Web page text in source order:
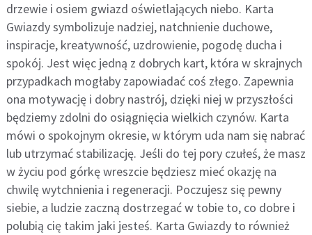
drzewie i osiem gwiazd oświetlających niebo. Karta
Gwiazdy symbolizuje nadziej, natchnienie duchowe,
inspiracje, kreatywność, uzdrowienie, pogodę ducha i
spokój. Jest więc jedną z dobrych kart, która w skrajnych
przypadkach mogłaby zapowiadać coś złego. Zapewnia
ona motywację i dobry nastrój, dzięki niej w przyszłości
będziemy zdolni do osiągnięcia wielkich czynów. Karta
mówi o spokojnym okresie, w którym uda nam się nabrać
lub utrzymać stabilizację. Jeśli do tej pory czułeś, że masz
w życiu pod górkę wreszcie będziesz mieć okazję na
chwilę wytchnienia i regeneracji. Poczujesz się pewny
siebie, a ludzie zaczną dostrzegać w tobie to, co dobre i
polubią cię takim jaki jesteś. Karta Gwiazdy to również